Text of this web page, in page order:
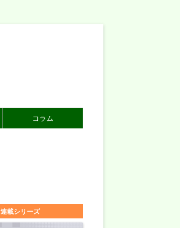
コラム
連載シリーズ